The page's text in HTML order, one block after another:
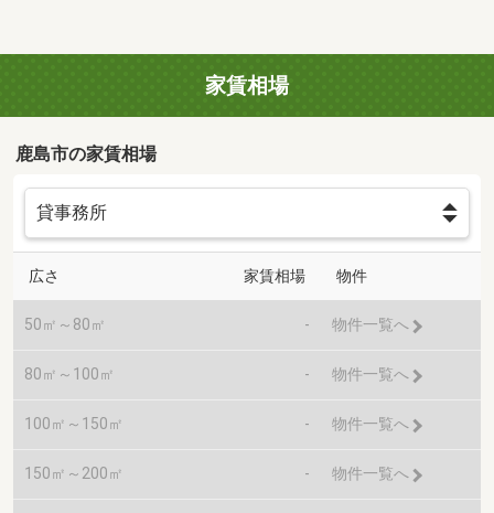
家賃相場
鹿島市の家賃相場
広さ 家賃相場 物件
50㎡～80㎡ - 物件一覧へ
80㎡～100㎡ - 物件一覧へ
100㎡～150㎡ - 物件一覧へ
150㎡～200㎡ - 物件一覧へ